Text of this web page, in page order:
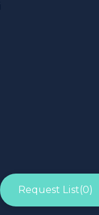
Request List(0)